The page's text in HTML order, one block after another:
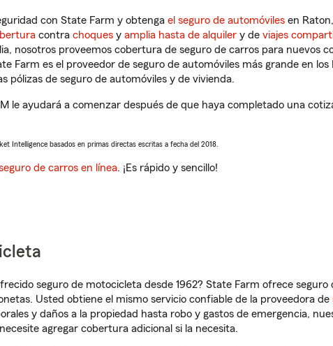
con State Farm y obtenga el seguro de automóviles en
contra choques y amplia hasta de alquiler y de viajes
nosotros proveemos cobertura de seguro de carros para nuevos
Farm es el proveedor de seguro de automóviles más grande en los
pólizas de seguro de automóviles y de vivienda.
le ayudará a comenzar después de que haya completado una
Intelligence basados en primas directas escritas a fecha del 2018.
de carros en línea. ¡Es rápido y sencillo!
seguro de motocicleta desde 1962? State Farm ofrece
Usted obtiene el mismo servicio confiable de la proveedora de
y daños a la propiedad hasta robo y gastos de emergencia,
agregar cobertura adicional si la necesita.